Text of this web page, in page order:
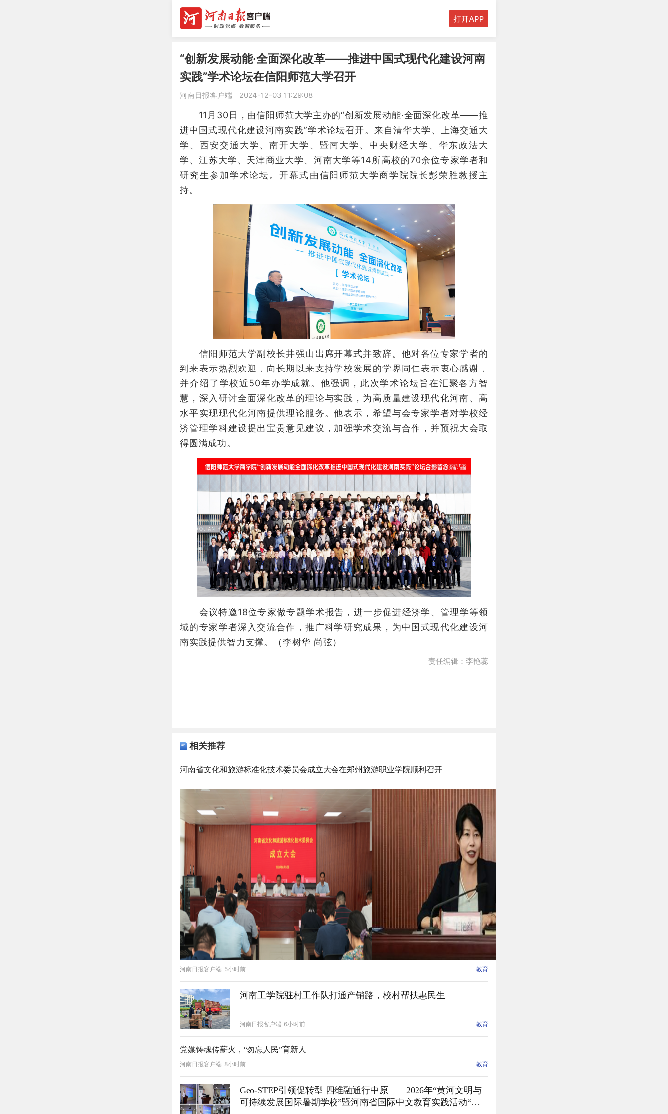
“创新发展动能·全面深化改革——推进中国式现代化建设河南
实践”学术论坛在信阳师范大学召开
河南日报客户端 2024-12-03 11:29:08
11月30日，由信阳师范大学主办的“创新发展动能·全面深化改革——推
进中国式现代化建设河南实践”学术论坛召开。来自清华大学、上海交通大
学、西安交通大学、南开大学、暨南大学、中央财经大学、华东政法大
学、江苏大学、天津商业大学、河南大学等14所高校的70余位专家学者和
研究生参加学术论坛。开幕式由信阳师范大学商学院院长彭荣胜教授主
持。
信阳师范大学副校长井强山出席开幕式并致辞。他对各位专家学者的
到来表示热烈欢迎，向长期以来支持学校发展的学界同仁表示衷心感谢，
并介绍了学校近50年办学成就。他强调，此次学术论坛旨在汇聚各方智
慧，深入研讨全面深化改革的理论与实践，为高质量建设现代化河南、高
水平实现现代化河南提供理论服务。他表示，希望与会专家学者对学校经
济管理学科建设提出宝贵意见建议，加强学术交流与合作，并预祝大会取
得圆满成功。
会议特邀18位专家做专题学术报告，进一步促进经济学、管理学等领
域的专家学者深入交流合作，推广科学研究成果，为中国式现代化建设河
南实践提供智力支撑。（李树华 尚弦）
责任编辑：李艳蕊
相关推荐
河南省文化和旅游标准化技术委员会成立大会在郑州旅游职业学院顺利召开
河南日报客户端 5小时前 教育
河南工学院驻村工作队打通产销路，校村帮扶惠民生
河南日报客户端 6小时前 教育
党媒铸魂传薪火，“勿忘人民”育新人
河南日报客户端 8小时前 教育
Geo-STEP引领促转型 四维融通行中原——2026年“黄河文明与
可持续发展国际暑期学校”暨河南省国际中文教育实践活动“大